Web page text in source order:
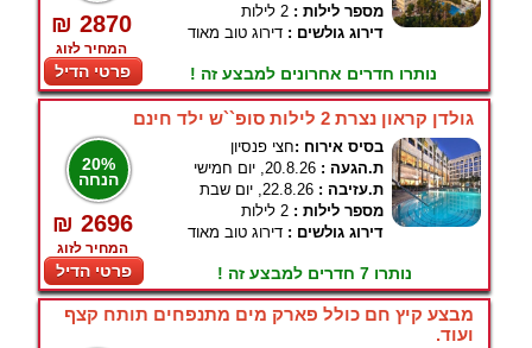
₪ 2870
המחיר לזוג
פרטי הדיל
מספר לילות : 2 לילות
דירוג גולשים : דירוג טוב מאוד
נותרו חדרים אחרונים למבצע זה !
גולדן קראון נצרת 2 לילות סופ``ש ילד חינם
20%
הנחה
₪ 2696
המחיר לזוג
פרטי הדיל
בסיס אירוח :חצי פנסיון
ת.הגעה : 20.8.26, יום חמישי
ת.עזיבה : 22.8.26, יום שבת
מספר לילות : 2 לילות
דירוג גולשים : דירוג טוב מאוד
נותרו 7 חדרים למבצע זה !
מבצע קיץ חם כולל פארק מים מתנפחים תותח קצף
ועוד.